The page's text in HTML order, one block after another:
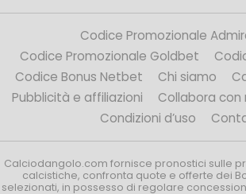
Codice Promozionale
Codice Promozionale Goldbet
Codice Bonus Netbet
Chi siamo
Pubblicità e affiliazioni
Collabora con
Condizioni d’uso
Calciodangolo.com fornisce pronostici sulle
calcistiche, confronta quote e offerte dei
selezionati, in possesso di regolare